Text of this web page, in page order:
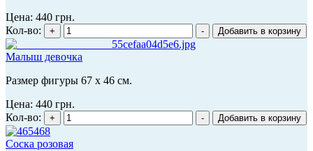
Цена: 440 грн.
Кол-во:
Малыш девочка
Размер фигуры 67 х 46 см.
Цена: 440 грн.
Кол-во:
Соска розовая